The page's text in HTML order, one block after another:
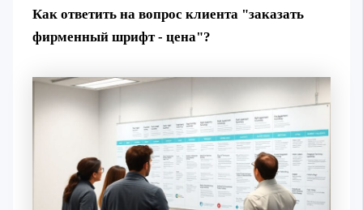
Как ответить на вопрос клиента "заказать
фирменный шрифт - цена"?